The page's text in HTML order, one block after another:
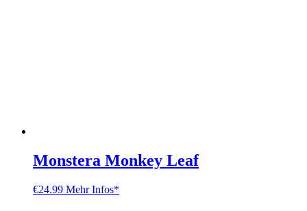
Monstera Monkey Leaf
€24.99 Mehr Infos*